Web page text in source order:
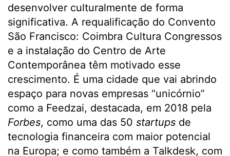
desenvolver culturalmente de forma
significativa. A requalificação do Convento
São Francisco: Coimbra Cultura Congressos
e a instalação do Centro de Arte
Contemporânea têm motivado esse
crescimento. É uma cidade que vai abrindo
espaço para novas empresas “unicórnio”
como a Feedzai, destacada, em 2018 pela
Forbes, como uma das 50 startups de
tecnologia financeira com maior potencial
na Europa; e como também a Talkdesk, com